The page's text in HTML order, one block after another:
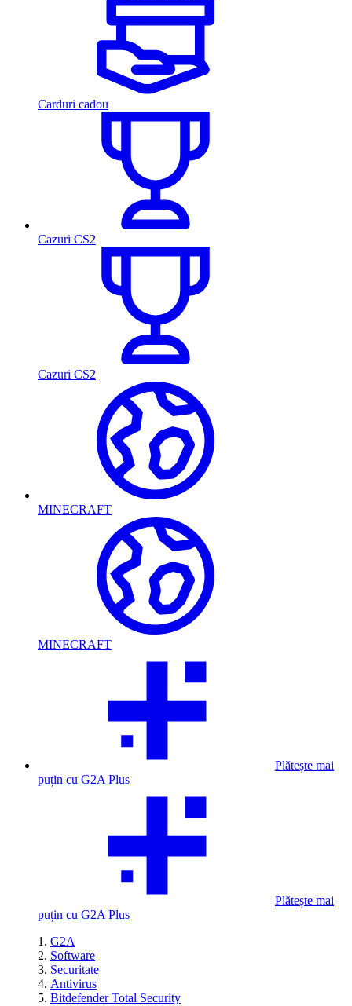
Carduri cadou
Cazuri CS2
Cazuri CS2
MINECRAFT
MINECRAFT
Plătește mai
puțin cu G2A Plus
Plătește mai
puțin cu G2A Plus
G2A
Software
Securitate
Antivirus
Bitdefender Total Security